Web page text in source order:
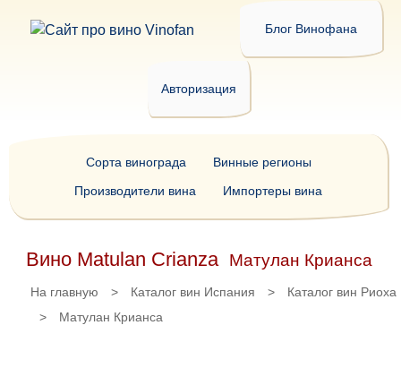
Блог Винофана
Авторизация
Вино Matulan Crianza Матулан Крианса
На главную > Каталог вин Испания >
Каталог вин Риоха
>
Матулан Крианса
Сорта винограда
Винные регионы
Производители вина
Импортеры вина